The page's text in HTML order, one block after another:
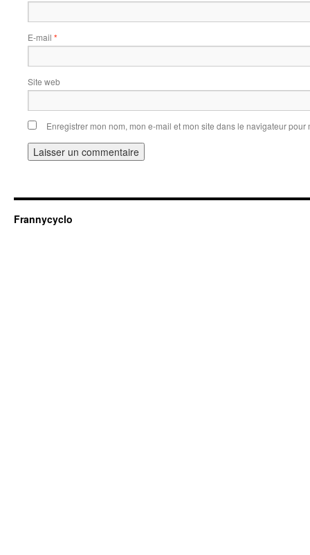
E-mail *
Site web
Enregistrer mon nom, mon e-mail et mon site dans le navigateur
Frannycyclo